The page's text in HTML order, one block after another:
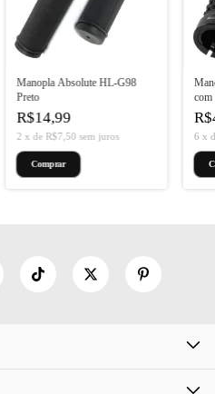
Manopla Absolute HL-G98
Preto
R$14,99
2 xde R$7,50 sem juros
com
6 x